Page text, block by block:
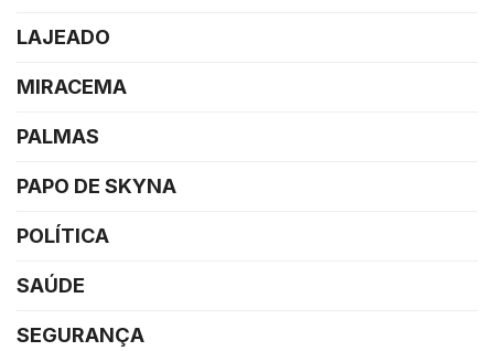
LAJEADO
MIRACEMA
PALMAS
PAPO DE SKYNA
POLÍTICA
SAÚDE
SEGURANÇA